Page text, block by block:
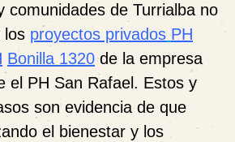
comunidades de Turrialba no
los proyectos privados PH
Bonilla 1320de la empresa
el PH San Rafael. Estos y
son evidencia de que
el bienestar y los